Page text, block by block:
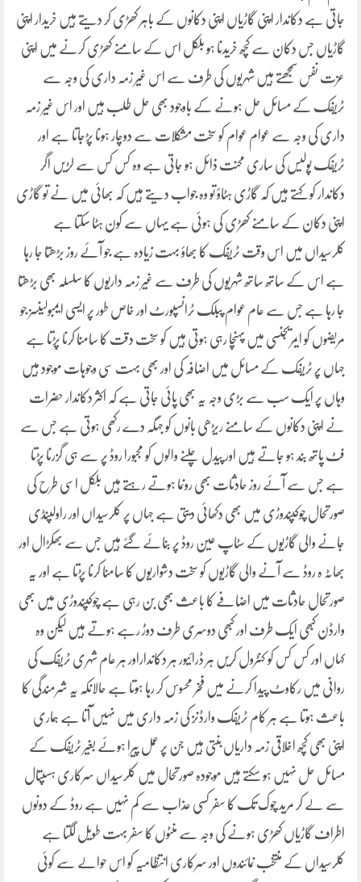
جاتی ہے دکاندار اپنی گاڑیاں اپنی دکانوں کے باہر کھڑی کر دیتے ہیں خریدار اپنی
گاڑیاں جس دکان سے کچھ خریدنا ہو بلکل اس کے سامنے کھڑی کرنے میں اپنی
عزت نفس سمجھتے ہیں شہریوں کی طرف سے اس غیر زمہ داری کی وجہ سے
ٹریفک کے مسائل حل ہونے کے باوجود بھی حل طلب ہیں اور اس غیر زمہ
داری کی وجہ سے عوام عوام کو سخت مشکلات سے دوچار ہونا پڑجاتا ہے اور
ٹریفک پولیس کی ساری محنت ذائل ہو جاتی ہے وہ کس کس سے لڑیں اگر
دکاندار کو کہتے ہیں کہ گاڑی ہٹاؤ تو وہ جواب دیتے ہیں کہ بھائی میں نے تو گاڑی
اپنی دکان کے سامنے کھڑی کی ہوئی ہے یہاں سے کون ہٹا سکتا ہے
کلرسیداں میں اس وقت ٹریفک کا بھاؤ بہت زیادہ ہے جو آئے روز بڑھتا جا رہا
ہے اس کے ساتھ ساتھ شہریوں کی طرف سے غیر زمہ داریوں کا سلسلہ بھی بڑھتا
جا رہا ہے جس سے عام عوام پبلک ٹرانسپورٹ اور خاص طور پر ایسی ایمبولینسز جو
مریضوں کو ایمریجنسی میں پہنچا رہی ہوتی ہیں کو سخت دقت کا سامنا کرنا پڑتا ہے
جہاں پر ٹریفک کے مسائل میں اضافہ کی اور بھی بہت سی وجوہات موجود ہیں
وہاں پر ایک سب سے بڑی وجہ یہ بھی پائی جاتی ہے کہ اکثر دکاندار حضرات
نے اپنی دکانوں کے سامنے ریڑھی بانوں کو جہگہ دے رکھی ہوتی ہے جس سے
فٹ پاتھ بند ہو جاتے ہیں اور پیدل چلنے والوں کو مجبورا روڈ پر سے ہی گزرنا پڑتا
ہے جس سے آئے روز حادثات بھی رونما ہوتے رہتے ہیں بلکل اسی طرح کی
صورتحال چوکپندوڑی میں بھی دکھائی دیتی ہے جہاں پر کلرسیداں اور راولپنڈی
جانے والی گاڑیوں کے سٹاپ عین روڈ پر بنائے گئے ہیں جس سے بھکڑال اور
بھاٹہ ہ روڈ سے آنے والی گاڑیوں کو سخت دشواریوں کا سامنا کرنا پڑتا ہے اور یہ
صورتحال حادثات میں اضافے کا باعث بھی بن رہی ہے چوکپندوڑی میں بھی
وارڈن کبھی ایک طرف اور کبھی دوسری طرف دوڑ رہے ہوتے ہیں لیکن وہ
کہاں اور کس کس کو کنٹرول کریں ہر ڈرائیور ہر دکانداراور ہر عام شہری ٹریفک کی
روانی میں رکاوٹ پیدا کرنے میں فخر محسوس کر رہا ہوتا ہے حالانکہ یہ شرمندگی کا
باعث ہوتا ہے ہر کام ٹریفک وارڈنز کی زمہ داری میں نہیں آتا ہے ہماری
اپنی بھی کچھ اخلاقی زمہ داریاں بنتی ہیں جن پر عمل پیرا ہوئے بغیر ٹریفک کے
مسائل حل نہیں ہو سکتے ہیں موجودہ صورتحال میں کلرسیداں سرکاری ہسپتال
سے لے کر مرید چوک تک کا سفر کسی عذاب سے کم نہیں ہے روڈ کے دونوں
اطراف گاڑیاں کھڑی ہونے کی وجہ سے منٹوں کا سفر بہت طویل لگتا ہے
کلرسیداں کے منتخب نمائندوں اور سرکاری انتظامیہ کو اس حوالے سے کوئی